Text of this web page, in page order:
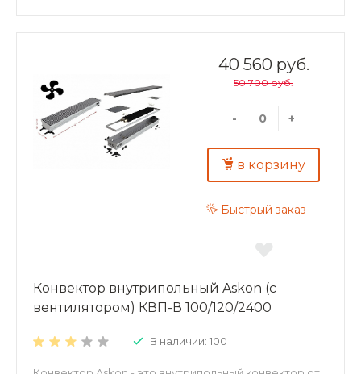
самостоятельного или дополнительного источника
тепла. Преимущества внутрипольных конвекторов
ASKON: экономия энергии и высокая динамика
отопления; повышенная теплоотдача и
экологичность – корпус и декоративная решетка из
алюминия; надежность – теплообменник из
алюминиевого листа толщиной 0,5 мм;
долговечность – труба теплообменника
изготовлена из меди, D15 мм, толщина стенки 1мм.
40 560 руб.
50 700 руб.
- +
в корзину
Быстрый заказ
Конвектор внутрипольный Askon (с
вентилятором) КВП-В 100/120/2400
В наличии: 100